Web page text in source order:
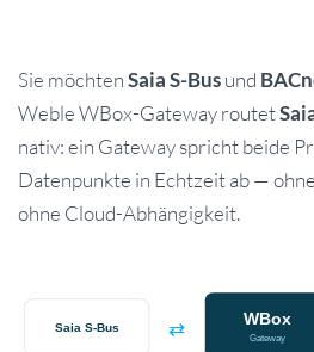
Sie möchten Saia S-Bus und
Weble WBox-Gateway routet
nativ: ein Gateway spricht beide
Datenpunkte in Echtzeit ab —
ohne Cloud-Abhängigkeit.
Saia S-Bus ⇄ WBox
Gateway